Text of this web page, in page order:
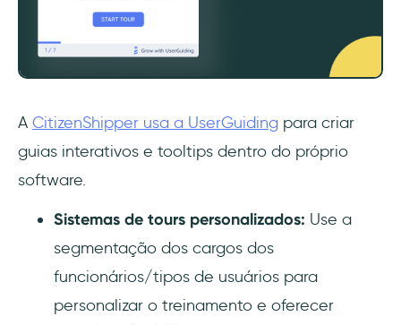
A CitizenShipper usa a UserGuiding para criar
guias interativos e tooltips dentro do próprio
software.
Sistemas de tours personalizados: Use a
segmentação dos cargos dos
funcionários/tipos de usuários para
personalizar o treinamento e oferecer